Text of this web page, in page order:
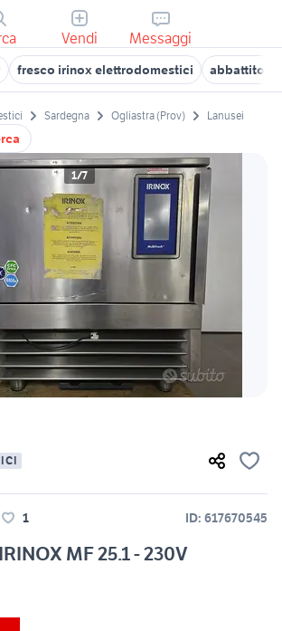
Vendi Messaggi
fresco irinox elettrodomestici abbattitori
Sardegna Ogliastra (Prov) Lanusei
1/7
1 ID: 617670545
MF 25.1 - 230V